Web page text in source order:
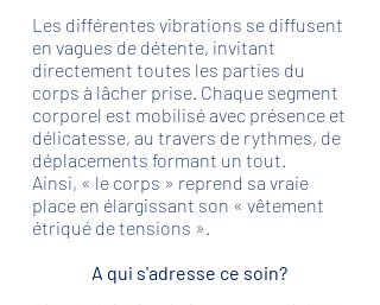
Les différentes vibrations se diffusent
en vagues de détente, invitant
directement toutes les parties du
corps à lâcher prise. Chaque segment
corporel est mobilisé avec présence et
délicatesse, au travers de rythmes, de
déplacements formant un tout.
Ainsi, « le corps » reprend sa vraie
place en élargissant son « vêtement
étriqué de tensions ».
A qui s'adresse ce soin?